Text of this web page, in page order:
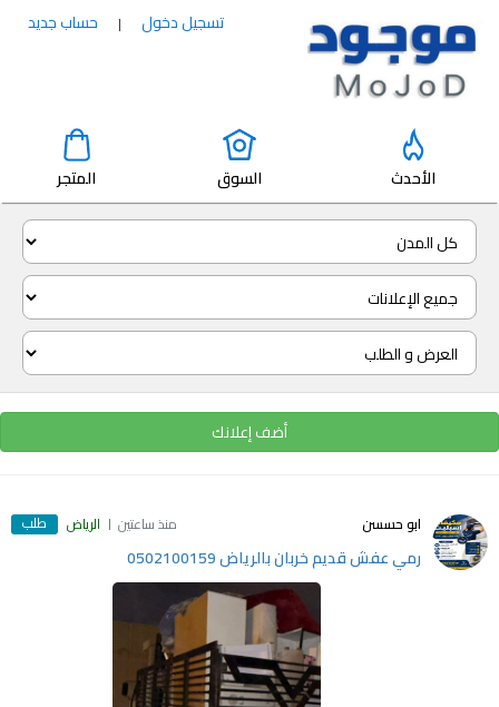
تسجيل دخول | حساب جديد
الأحدث السوق المتجر
أضف إعلانك
ابو حسسن منذ ساعتين الرياض طلب
رمي عفش قديم خربان بالرياض 0502100159